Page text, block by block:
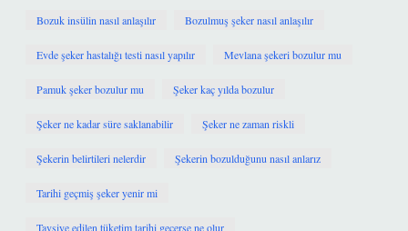
Bozuk insülin nasıl anlaşılır Bozulmuş şeker nasıl anlaşılır
Evde şeker hastalığı testi nasıl yapılır Mevlana şekeri bozulur mu
Pamuk şeker bozulur mu Şeker kaç yılda bozulur
Şeker ne kadar süre saklanabilir Şeker ne zaman riskli
Şekerin belirtileri nelerdir Şekerin bozulduğunu nasıl anlarız
Tarihi geçmiş şeker yenir mi
Tavsiye edilen tüketim tarihi geçerse ne olur